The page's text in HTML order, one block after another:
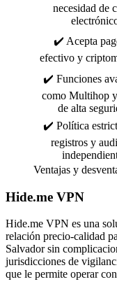
necesidad de
✔️ Acepta
efectivo y
✔️ Funciones
como Multihop
de alta
✔️ Política
registros y
Ventajas y
Hide.me VPN
Hide.me VPN es una
relación precio-calidad
Salvador sin
jurisdicciones de
que le permite operar